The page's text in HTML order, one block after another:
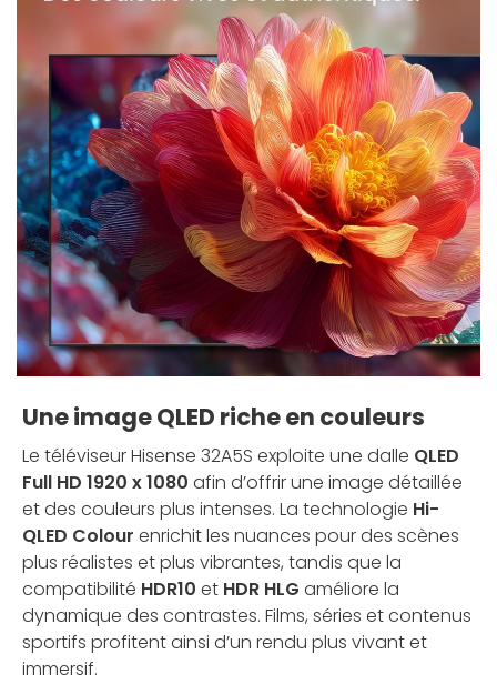
Une image QLED riche en couleurs
Le téléviseur Hisense 32A5S exploite une dalle QLED
Full HD 1920 x 1080 afin d’offrir une image détaillée
et des couleurs plus intenses. La technologie Hi-
QLED Colour enrichit les nuances pour des scènes
plus réalistes et plus vibrantes, tandis que la
compatibilité HDR10 et HDR HLG améliore la
dynamique des contrastes. Films, séries et contenus
sportifs profitent ainsi d’un rendu plus vivant et
immersif.